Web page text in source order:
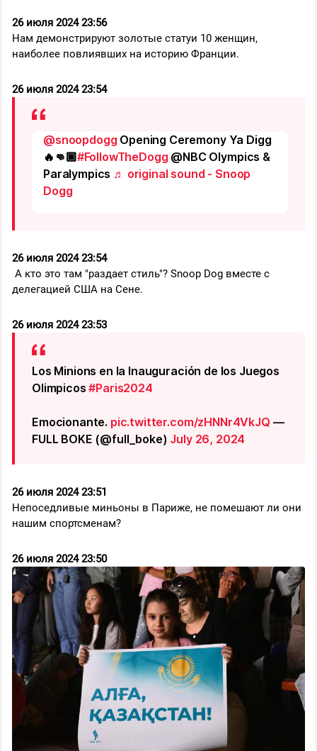
26 июля 2024 23:50
26 июля 2024 23:51
Непоседливые миньоны в Париже, не помешают ли они
нашим спортсменам?
26 июля 2024 23:53
Los Minions en la Inauguración de los Juegos
Olimpicos#Paris2024
Emocionante. pic.twitter.com/zHNNr4VkJQ —
FULL BOKE (@full_boke) July 26, 2024
26 июля 2024 23:54
А кто это там "раздает стиль"? Snoop Dog вместе с
делегацией США на Сене.
26 июля 2024 23:54
@snoopdogg Opening Ceremony Ya Digg
🔥👊🏿#FollowTheDogg @NBC Olympics &
Paralympics ♬ original sound - Snoop
Dogg
26 июля 2024 23:56
Нам демонстрируют золотые статуи 10 женщин,
наиболее повлиявших на историю Франции.